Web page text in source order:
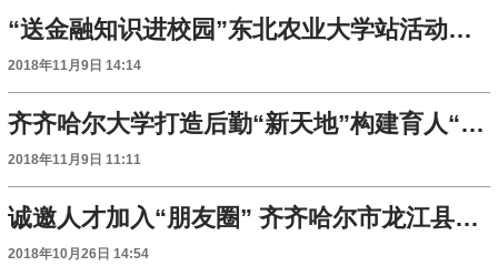
“送金融知识进校园”东北农业大学站活动圆满落幕
2018年11月9日 14:14
齐齐哈尔大学打造后勤“新天地”构建育人“好环境”
2018年11月9日 11:11
诚邀人才加入“朋友圈” 齐齐哈尔市龙江县发出“招贤令”
2018年10月26日 14:54